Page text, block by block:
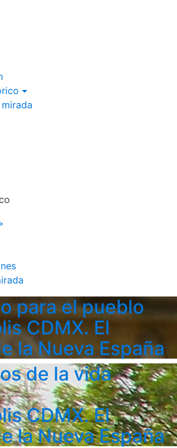
para el pueblo
CDMX. El
la Nueva España
de la vida
CDMX. El
la Nueva España